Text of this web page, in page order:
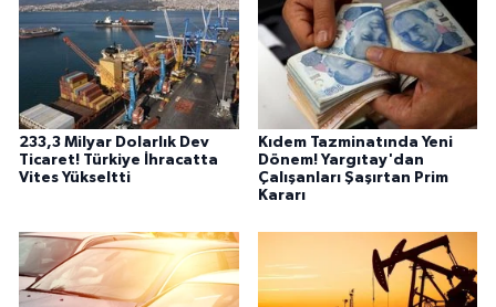
233,3 Milyar Dolarlık Dev
Ticaret! Türkiye İhracatta
Vites Yükseltti
Kıdem Tazminatında Yeni
Dönem! Yargıtay'dan
Çalışanları Şaşırtan Prim
Kararı